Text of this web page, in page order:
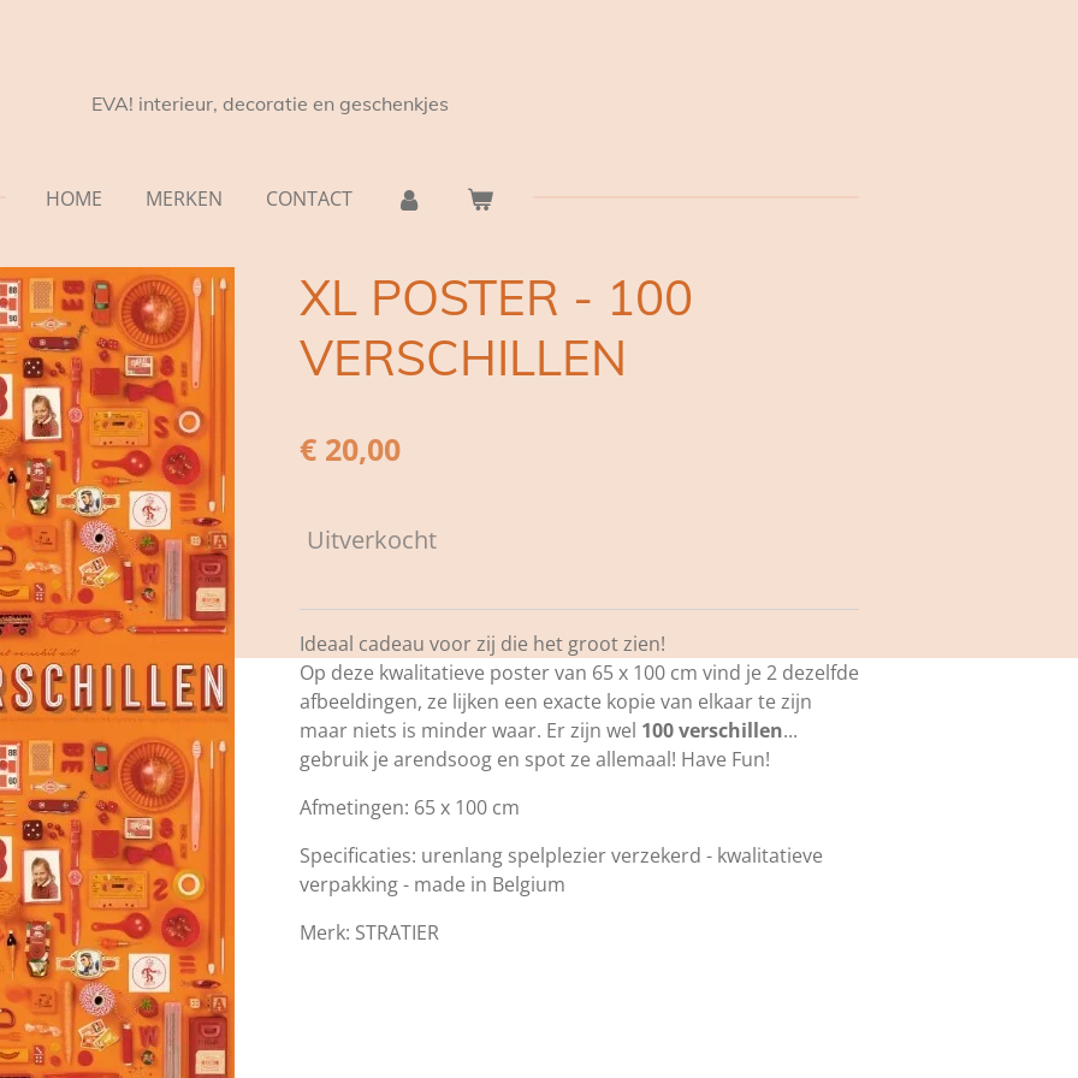
EVA! interieur, decoratie en geschenkjes
HOME MERKEN CONTACT
XL POSTER - 100
VERSCHILLEN
€ 20,00
Uitverkocht
Ideaal cadeau voor zij die het groot zien!
Op deze kwalitatieve poster van 65 x 100 cm vind je 2 dezelfde
afbeeldingen, ze lijken een exacte kopie van elkaar te zijn
maar niets is minder waar. Er zijn wel 100 verschillen...
gebruik je arendsoog en spot ze allemaal! Have Fun!
Afmetingen: 65 x 100 cm
Specificaties: urenlang spelplezier verzekerd - kwalitatieve
verpakking - made in Belgium
Merk: STRATIER